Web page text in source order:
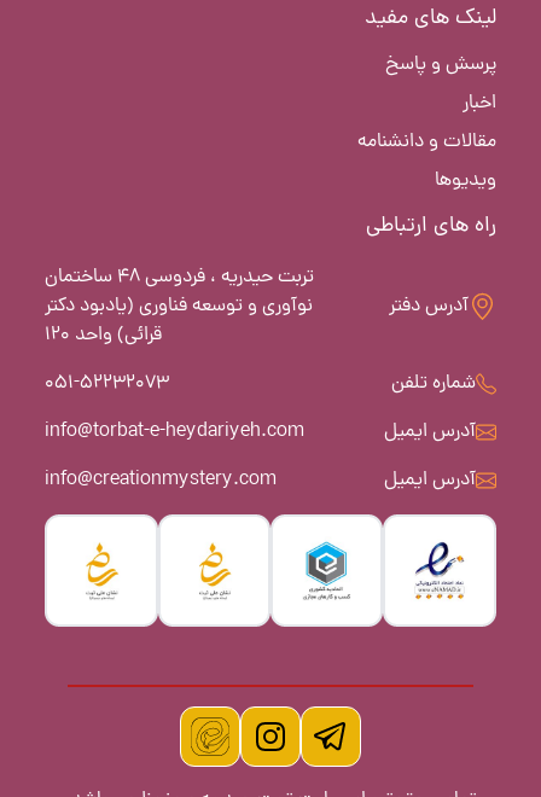
لینک های مفید
پرسش و پاسخ
اخبار
مقالات و دانشنامه
ویدیوها
راه های ارتباطی
آدرس دفتر
تربت حیدریه ، فردوسی 48 ساختمان
نوآوری و توسعه فناوری (یادبود دکتر
قرائی) واحد 120
شماره تلفن
051-52232073
آدرس ایمیل
info@torbat-e-heydariyeh.com
آدرس ایمیل
info@creationmystery.com